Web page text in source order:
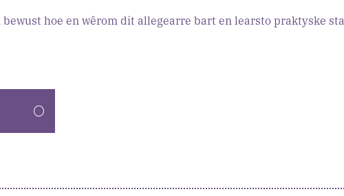
hoe en wêrom dit allegearre bart en learsto praktyske